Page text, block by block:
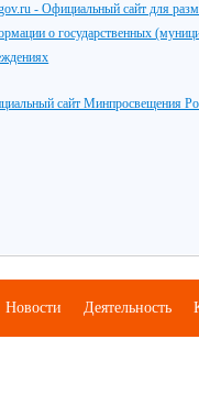
- Официальный сайт для
о государственных
сайт Минпросвещения
Новости Деятельность